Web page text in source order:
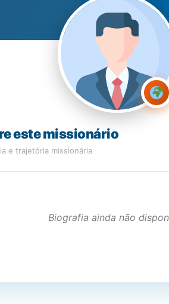
este missionário
e trajetória missionária
Biografia ainda não